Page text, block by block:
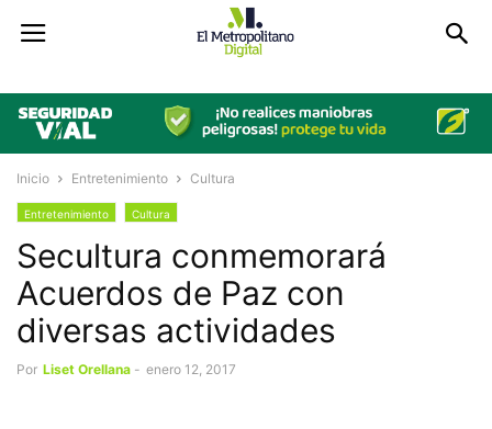
Inicio Entretenimiento Cultura
Entretenimiento Cultura
Secultura conmemorará
Acuerdos de Paz con
diversas actividades
Por Liset Orellana - enero 12, 2017